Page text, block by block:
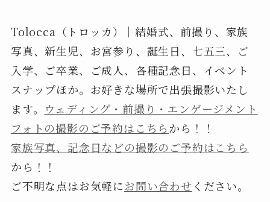
Tolocca（トロッカ）｜結婚式、前撮り、家族
写真、新生児、お宮参り、誕生日、七五三、ご
入学、ご卒業、ご成人、各種記念日、イベント
スナップほか。お好きな場所で出張撮影いたし
ます。 ウェディング・前撮り・エンゲージメント
フォトの撮影のご予約はこちらから！！
家族写真、記念日などの撮影のご予約はこちら
から！！
ご不明な点はお気軽にお問い合わせ ください。